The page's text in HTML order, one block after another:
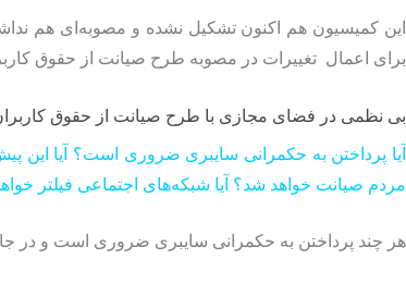
این کمیسیون هم اکنون تشکیل نشده و مصوبه‌ای هم
برای اعمال تغییرات در مصوبه طرح صیانت از حقوق
بی نظمی در فضای مجازی با طرح صیانت از حقوق
آیا پرداختن به حکمرانی سایبری ضروری است؟ آیا
مردم صیانت خواهد شد؟ آیا شبکه‌های اجتماعی فیلتر
هر چند پرداختن به حکمرانی سایبری ضروری است و در